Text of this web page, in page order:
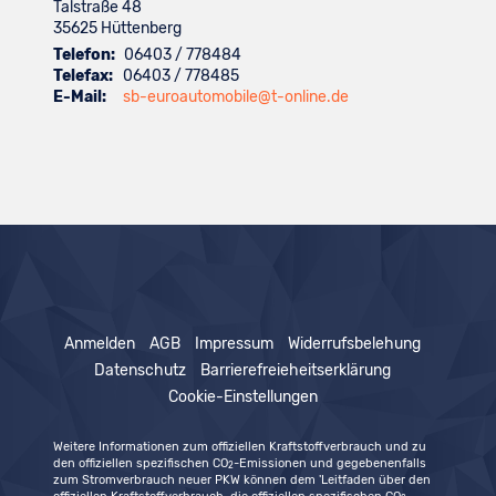
Talstraße 48
35625 Hüttenberg
Telefon: 06403 / 778484
Telefax: 06403 / 778485
E-Mail:
sb-euroautomobile@t-online.de
Anmelden AGB Impressum
Widerrufsbelehung
Datenschutz
Barrierefreieheitserklärung
Cookie-Einstellungen
Weitere Informationen zum offiziellen Kraftstoffverbrauch und zu
den offiziellen spezifischen CO2-Emissionen und gegebenenfalls
zum Stromverbrauch neuer PKW können dem 'Leitfaden über den